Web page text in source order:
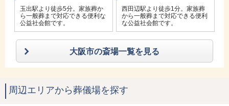
玉出駅より徒歩5分。家族葬か
ら一般葬まで対応できる便利な
公益社会館です。
西田辺駅より徒歩1分。家族葬
から一般葬まで対応できる便利
な公益社会館です。
大阪市の斎場一覧を見る
周辺エリアから葬儀場を探す